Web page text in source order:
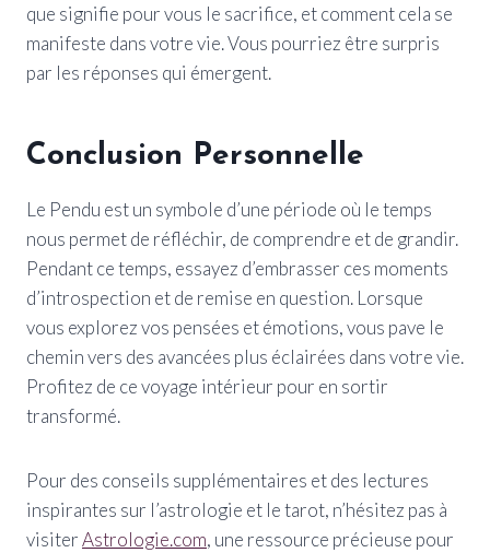
que signifie pour vous le sacrifice, et comment cela se
manifeste dans votre vie. Vous pourriez être surpris
par les réponses qui émergent.
Conclusion Personnelle
Le Pendu est un symbole d’une période où le temps
nous permet de réfléchir, de comprendre et de grandir.
Pendant ce temps, essayez d’embrasser ces moments
d’introspection et de remise en question. Lorsque
vous explorez vos pensées et émotions, vous pave le
chemin vers des avancées plus éclairées dans votre vie.
Profitez de ce voyage intérieur pour en sortir
transformé.
Pour des conseils supplémentaires et des lectures
inspirantes sur l’astrologie et le tarot, n’hésitez pas à
visiterAstrologie.com, une ressource précieuse pour